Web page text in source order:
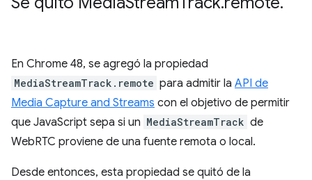
En Chrome 48, se agregó la propiedad
MediaStreamTrack.remote para admitir la API de
Media Capture and Streams con el objetivo de permitir
que JavaScript sepa si un MediaStreamTrack de
WebRTC proviene de una fuente remota o local.
Desde entonces, esta propiedad se quitó de la